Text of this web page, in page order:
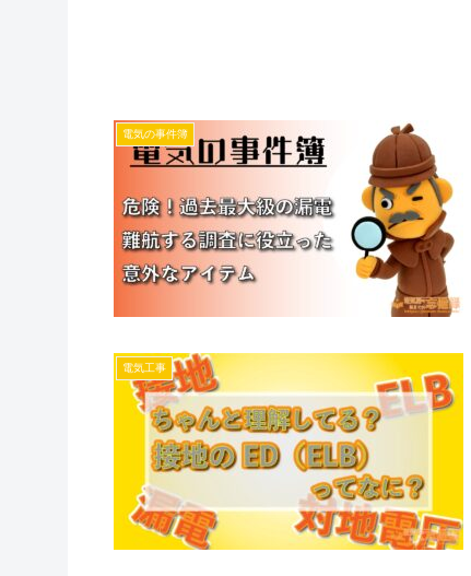
電気の事件簿
電気工事